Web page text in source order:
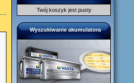
Twój koszyk jest pusty
Wyszukiwanie akumulatora